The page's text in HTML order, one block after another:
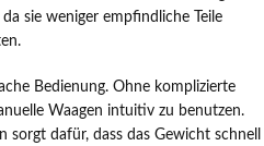
sie weniger empfindliche Teile
Bedienung. Ohne komplizierte
Waagen intuitiv zu benutzen.
sorgt dafür, dass das Gewicht schnell